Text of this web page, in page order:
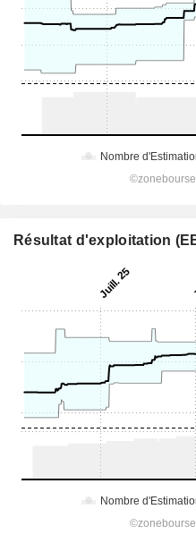
Résultat d'exploitation